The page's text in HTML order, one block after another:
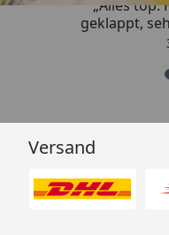
„Alles top.
geklappt,
Versand